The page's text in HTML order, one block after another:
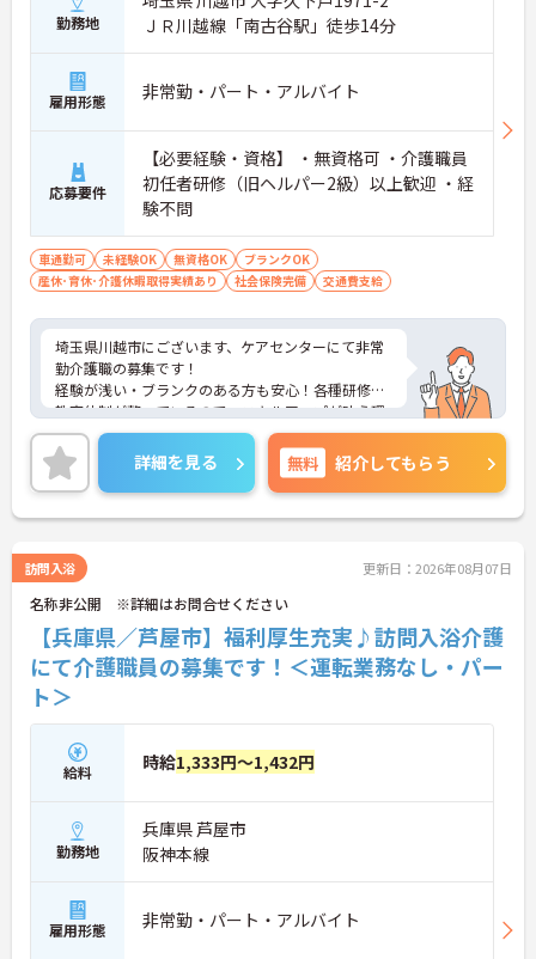
勤務地
ＪＲ川越線「南古谷駅」徒歩14分
雇用形態 非常勤・パート・アルバイト
応募要件
【必要経験・資格】 ・無資格可 ・介護職員
初任者研修（旧ヘルパー2級）以上歓迎 ・経
験不問
車通勤可 未経験OK 無資格OK
ブランクOK
産休･育休･介護休暇取得実績あり
社会保険完備 交通費支給
埼玉県川越市にございます、ケアセンターにて非常
勤介護職の募集です！
経験が浅い・ブランクのある方も安心！各種研修・
教育体制が整っているので、スキルアップが叶う環
境です☆
人間関係が良く、風通しの良い環境で働きやすいこ
ともおすすめのポイント♪
ご興味のある方は、マイナビ介護までお問い合わせ
ください。
詳細を見る 無料 紹介してもらう
訪問入浴 更新日：2026年08月07日
名称非公開 ※詳細はお問合せください
【兵庫県／芦屋市】福利厚生充実♪訪問入浴介護
にて介護職員の募集です！＜運転業務なし・パー
ト＞
給料 時給1,333円～1,432円
勤務地
兵庫県 芦屋市
阪神本線
雇用形態 非常勤・パート・アルバイト